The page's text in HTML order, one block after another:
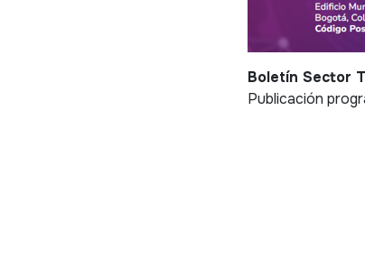
Boletín Sector
Publicación